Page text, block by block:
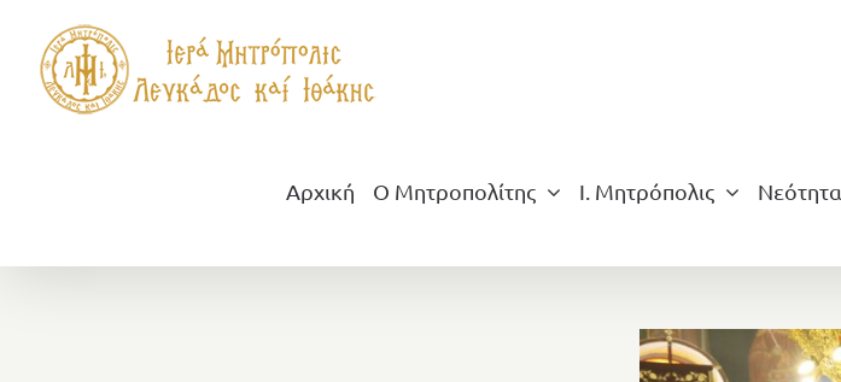
περιεχόμενο
Αρχική Ο Μητροπολίτης Ι. Μητρόπολις Νεότητα